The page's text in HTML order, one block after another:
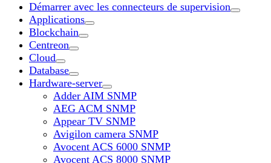
Démarrer avec les connecteurs de supervision
Applications
Blockchain
Centreon
Cloud
Database
Hardware-server
Adder AIM SNMP
AEG ACM SNMP
Appear TV SNMP
Avigilon camera SNMP
Avocent ACS 6000 SNMP
Avocent ACS 8000 SNMP